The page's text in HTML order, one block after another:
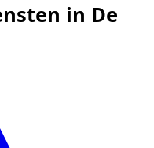
in De